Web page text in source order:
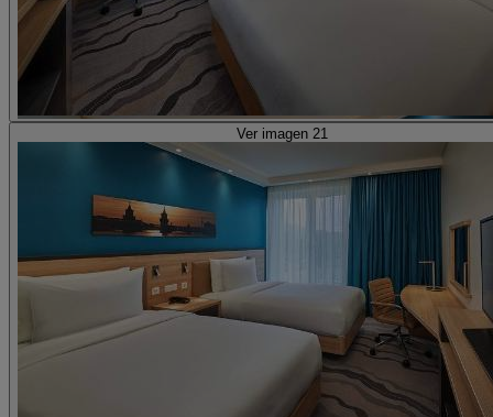
Ver imagen 21